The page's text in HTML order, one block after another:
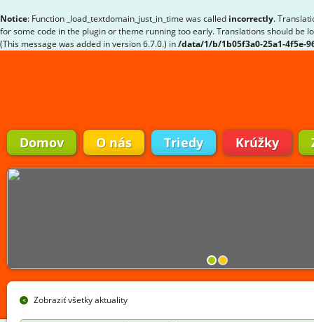
Notice: Function _load_textdomain_just_in_time was called incorrectly.
for some code in the plugin or theme running too early. Translations should be
(This message was added in version 6.7.0.) in/data/1/b/1b05f3a0-25a1-4f5e-
Domov O nás Triedy Krúžky
Zobraziť všetky aktuality